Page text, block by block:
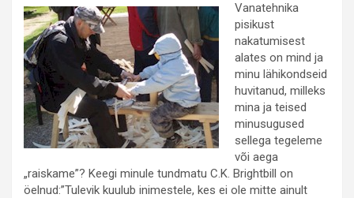
Vanatehnika
pisikust
nakatumisest
alates on mind ja
minu lähikondseid
huvitanud, milleks
mina ja teised
minusugused
sellega tegeleme
või aega
„raiskame”? Keegi minule tundmatu C.K. Brightbill on
öelnud:”Tulevik kuulub inimestele, kes ei ole mitte ainult